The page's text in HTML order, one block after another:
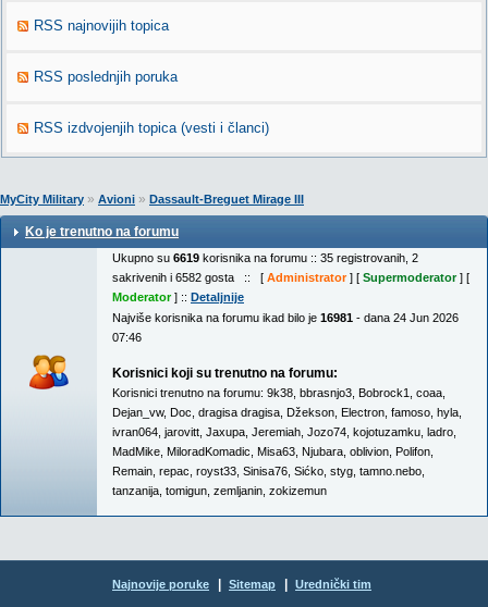
RSS najnovijih topica
RSS poslednjih poruka
RSS izdvojenjih topica (vesti i članci)
MyCity Military » Avioni » Dassault-Breguet Mirage III
Ko je trenutno na forumu
Ukupno su 6619 korisnika na forumu :: 35 registrovanih, 2
sakrivenih i 6582 gosta :: [ Administrator] [ Supermoderator] [
Moderator] :: Detaljnije
Najviše korisnika na forumu ikad bilo je 16981 - dana 24 Jun 2026
07:46
Korisnici koji su trenutno na forumu:
Korisnici trenutno na forumu: 9k38 bbrasnjo3 Bobrock1 coaa
Dejan_vw, Doc dragisa dragisa Džekson Electron famoso hyla
ivran064 jarovitt Jaxupa Jeremiah Jozo74 kojotuzamku ladro
MadMike MiloradKomadic Misa63 Njubara oblivion Polifon
Remain repac royst33 Sinisa76 Sićko styg tamno.nebo
tanzanija tomigun zemljanin zokizemun
Najnovije poruke Sitemap Urednički tim